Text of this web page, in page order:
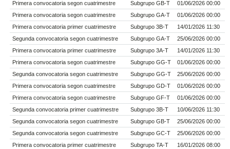
Primera convocatoria segon cuatrimestre
Subgrupo GB-T
01/06/2026 00:00
Primera convocatoria segon cuatrimestre
Subgrupo GA-T
01/06/2026 00:00
Primera convocatoria primer cuatrimestre
Subgrupo 3B-T
14/01/2026 11:30
Segunda convocatoria segon cuatrimestre
Subgrupo GA-T
25/06/2026 00:00
Primera convocatoria primer cuatrimestre
Subgrupo 3A-T
14/01/2026 11:30
Primera convocatoria segon cuatrimestre
Subgrupo GG-T
01/06/2026 00:00
Segunda convocatoria segon cuatrimestre
Subgrupo GG-T
25/06/2026 00:00
Primera convocatoria segon cuatrimestre
Subgrupo GD-T
01/06/2026 00:00
Primera convocatoria segon cuatrimestre
Subgrupo GF-T
01/06/2026 00:00
Segunda convocatoria primer cuatrimestre
Subgrupo 3B-T
10/06/2026 11:30
Segunda convocatoria segon cuatrimestre
Subgrupo GB-T
25/06/2026 00:00
Segunda convocatoria segon cuatrimestre
Subgrupo GC-T
25/06/2026 00:00
Primera convocatoria primer cuatrimestre
Subgrupo TA-T
16/01/2026 08:00